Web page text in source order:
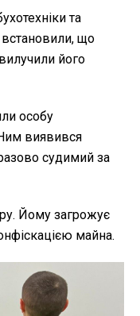
та
встановили, що
його
особу
виявився
судимий за
Йому загрожує
майна.